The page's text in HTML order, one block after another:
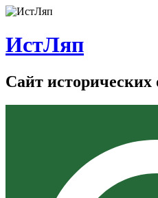
ИстЛяп
Сайт